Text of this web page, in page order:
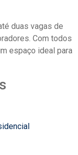
duas vagas de
Com todos
espaço ideal para